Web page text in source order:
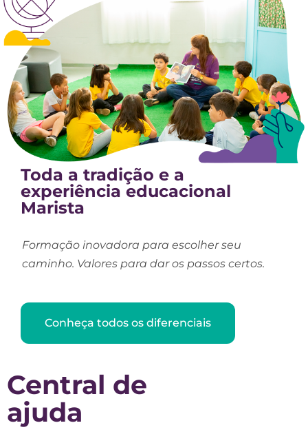
Toda a tradição e a
experiência educacional
Marista
Formação inovadora para escolher seu
caminho. Valores para dar os passos certos.
Conheça todos os diferenciais
Central de
ajuda